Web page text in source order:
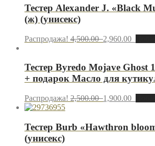
Тестер Alexander J. «Black
(ж) (унисекс)
Распродажа! 4,500.002,960.00
Тестер Byredo Mojave Ghost
+ подарок Масло для
Распродажа! 2,500.001,900.00
Тестер Burb «Hawthron
(унисекс)